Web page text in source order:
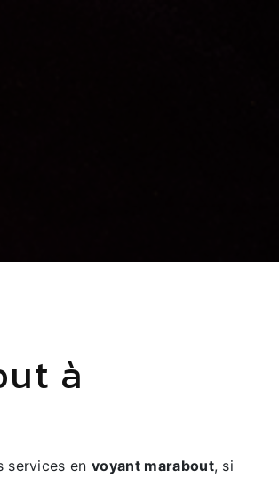
services envoyant marabout, si